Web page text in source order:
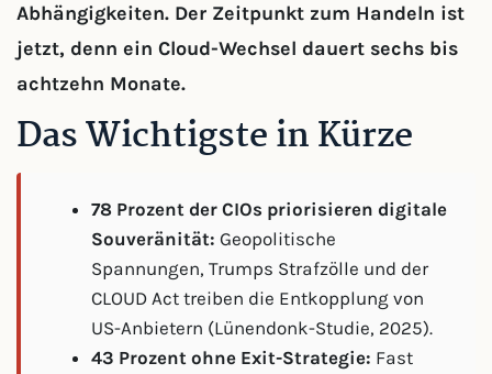
Abhängigkeiten. Der Zeitpunkt zum Handeln ist
jetzt, denn ein Cloud-Wechsel dauert sechs bis
achtzehn Monate.
Das Wichtigste in Kürze
78 Prozent der CIOs priorisieren digitale
Souveränität: Geopolitische
Spannungen, Trumps Strafzölle und der
CLOUD Act treiben die Entkopplung von
US-Anbietern (Lünendonk-Studie, 2025).
43 Prozent ohne Exit-Strategie: Fast